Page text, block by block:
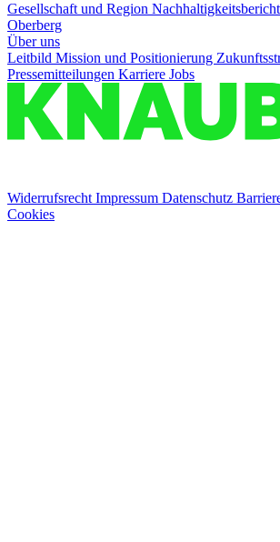
Gesellschaft und Region Nachhaltigkeitsbericht
Oberberg
Über uns
Leitbild Mission und Positionierung
Pressemitteilungen Karriere Jobs
Widerrufsrecht Impressum Datenschutz
Cookies